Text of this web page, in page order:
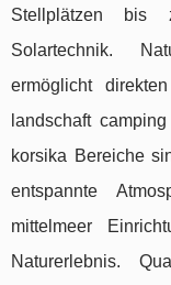
Stellplätzen bis
Solartechnik.
ermöglicht
landschaft
korsika Bereiche
entspannte
mittelmeer
Naturerlebnis.